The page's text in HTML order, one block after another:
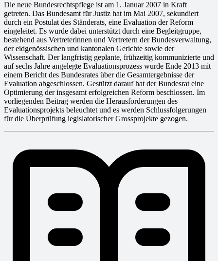
Die neue Bundesrechtspflege ist am 1. Januar 2007 in Kraft
getreten. Das Bundesamt für Justiz hat im Mai 2007, sekundiert
durch ein Postulat des Ständerats, eine Evaluation der Reform
eingeleitet. Es wurde dabei unterstützt durch eine Begleitgruppe,
bestehend aus Vertreterinnen und Vertretern der Bundesverwaltung,
der eidgenössischen und kantonalen Gerichte sowie der
Wissenschaft. Der langfristig geplante, frühzeitig kommunizierte und
auf sechs Jahre angelegte Evaluationsprozess wurde Ende 2013 mit
einem Bericht des Bundesrates über die Gesamtergebnisse der
Evaluation abgeschlossen. Gestützt darauf hat der Bundesrat eine
Optimierung der insgesamt erfolgreichen Reform beschlossen. Im
vorliegenden Beitrag werden die Herausforderungen des
Evaluationsprojekts beleuchtet und es werden Schlussfolgerungen
für die Überprüfung legislatorischer Grossprojekte gezogen.